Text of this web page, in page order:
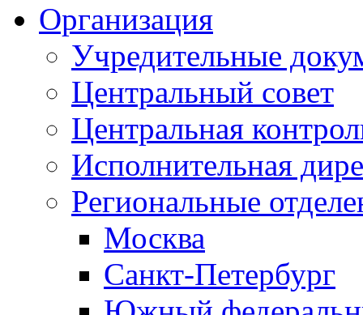
Организация
Учредительные
Центральный совет
Центральная
Исполнительная
Региональные
Москва
Санкт-Петербург